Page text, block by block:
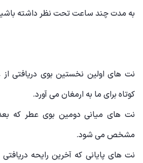
به مدت چند ساعت تحت نظر داشته
نت های اولین نخستین بوی دریافتی از
کوتاه برای ما به ارمغان می آورد.
نت های میانی دومین بوی عطر که
مشخص می شود.
نت های پایانی که آخرین رایحه